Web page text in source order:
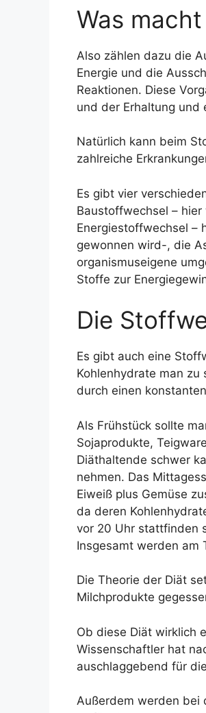
Was
Also zählen dazu die
Energie und die
Reaktionen. Diese
und der Erhaltung und
Natürlich kann beim
zahlreiche
Es gibt vier
Baustoffwechsel –
Energiestoffwechsel –
gewonnen wird-, die
organismuseigene
Stoffe zur
Die
Es gibt auch eine
Kohlenhydrate man
durch einen
Als Frühstück sollte
Sojaprodukte,
Diäthaltende schwer
nehmen. Das
Eiweiß plus Gemüse
da deren
vor 20 Uhr stattfinden
Insgesamt werden am
Die Theorie der Diät
Milchprodukte
Ob diese Diät wirklich
Wissenschaftler hat
auschlaggebend für
Außerdem werden bei